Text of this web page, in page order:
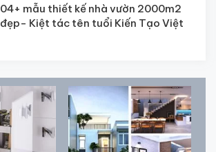
04+ mẫu thiết kế nhà vườn 2000m2
đẹp- Kiệt tác tên tuổi Kiến Tạo Việt